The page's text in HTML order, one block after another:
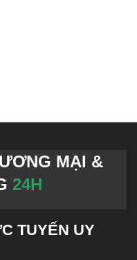
MẠI &
24H
TUYẾN UY